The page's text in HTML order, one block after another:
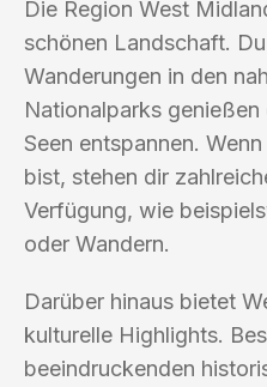
Die Region West
schönen Landschaft.
Wanderungen in den
Nationalparks
Seen entspannen.
bist, stehen dir
Verfügung, wie
oder Wandern.
Darüber hinaus bietet
kulturelle Highlights.
beeindruckenden